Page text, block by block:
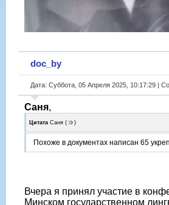
doc_by
Дата: Суббота, 05 Апреля 2025, 10:17:29 |
Саня,
Цитата Саня ( )
Похоже в документах написан 65
Вчера я принял участие в
Минском государственном